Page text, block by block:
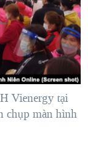
CUỘC'
Vienergy tại
chụp màn hình